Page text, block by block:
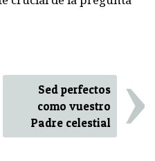
Sed perfectos
como vuestro
Padre celestial
›